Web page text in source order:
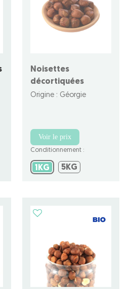
Noisettes
décortiquées
Origine : Géorgie
Voir le prix
Conditionnement :
1KG 1KG5KG